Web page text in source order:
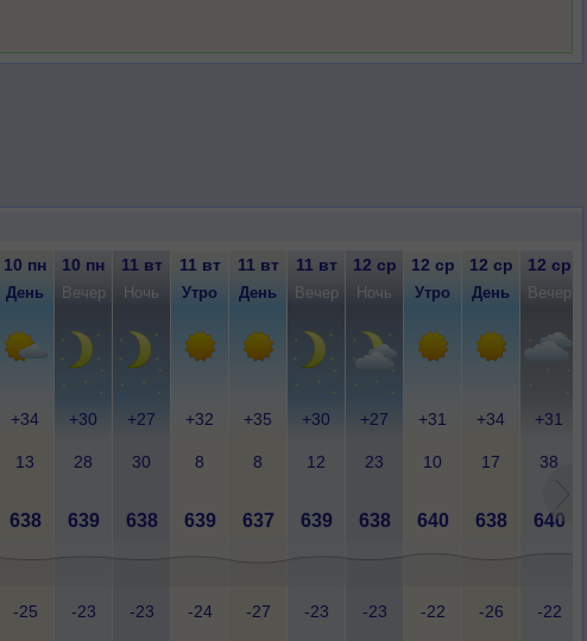
10 пн 10 пн 11 вт 11 вт 11 вт 11 вт 12 ср 12 ср 12 ср 12 ср
День Вечер Ночь Утро День Вечер Ночь Утро День Вечер
+34 +30 +27 +32 +35 +30 +27 +31 +34 +31
13 28 30 8 8 12 23 10 17 38
638 639 638 639 637 639 638 640 638 640
-25 -23 -23 -24 -27 -23 -23 -22 -26 -22